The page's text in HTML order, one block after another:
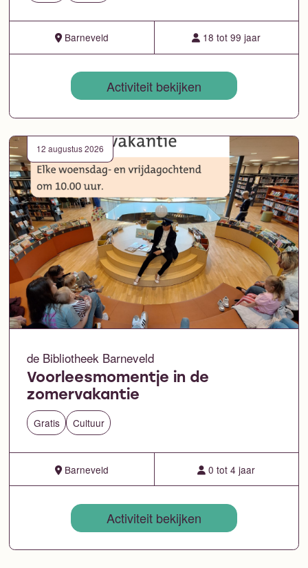
Barneveld 18 tot 99 jaar
Activiteit bekijken
12 augustus 2026
de Bibliotheek Barneveld
Voorleesmomentje in de
zomervakantie
Gratis Cultuur
Barneveld 0 tot 4 jaar
Activiteit bekijken